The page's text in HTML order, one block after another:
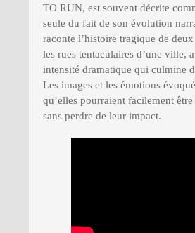
TO RUN, est souvent décrite
seule du fait de son évolution
raconte l’histoire tragique de
les rues tentaculaires d’une ville,
intensité dramatique qui culmine
Les images et les émotions
qu’elles pourraient facilement être
sans perdre de leur impact.